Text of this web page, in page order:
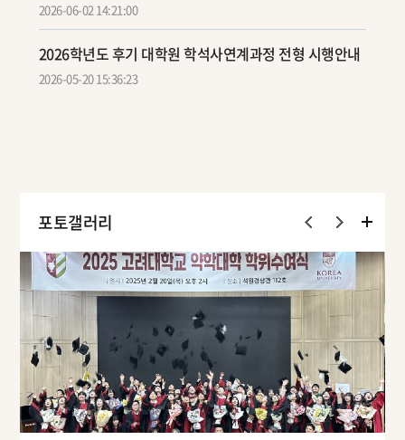
2026-06-02 14:21:00
2026학년도 후기 대학원 학석사연계과정 전형 시행안내
2026-05-20 15:36:23
포토갤러리